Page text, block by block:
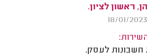
ראשון לציון.
חשבונות לעסק.